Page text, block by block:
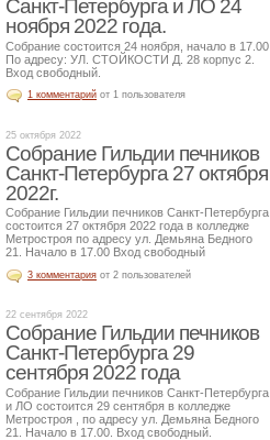
Санкт-Петербурга и ЛО 24
ноября 2022 года.
Собрание состоится 24 ноября, начало в 17.00
По адресу: УЛ. СТОЙКОСТИ Д. 28 корпус 2.
Вход свободный.
1 комментарий от 1 пользователя
25 октября 2022
Собрание Гильдии печников
Санкт-Петербурга 27 октября
2022г.
Собрание Гильдии печников Санкт-Петербурга
состоится 27 октября 2022 года в колледже
Метростроя по адресу ул. Демьяна Бедного
21. Начало в 17.00 Вход свободный
3 комментария от 2 пользователей
22 сентября 2022
Собрание Гильдии печников
Санкт-Петербурга 29
сентября 2022 года
Собрание Гильдии печников Санкт-Петербурга
и ЛО состоится 29 сентября в колледже
Метростроя , по адресу ул. Демьяна Бедного
21. Начало в 17.00. Вход свободный.